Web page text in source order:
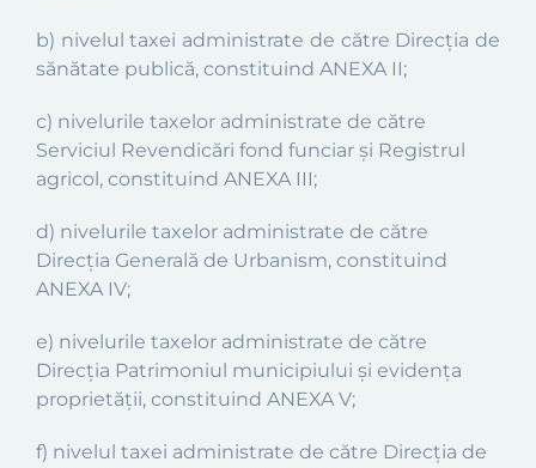
b) nivelul taxei administrate de către Direcţia de
sănătate publică, constituind ANEXA II;
c) nivelurile taxelor administrate de către
Serviciul Revendicări fond funciar şi Registrul
agricol, constituind ANEXA III;
d) nivelurile taxelor administrate de către
Direcţia Generală de Urbanism, constituind
ANEXA IV;
e) nivelurile taxelor administrate de către
Direcţia Patrimoniul municipiului şi evidenţa
proprietăţii, constituind ANEXA V;
f) nivelul taxei administrate de către Direcţia de